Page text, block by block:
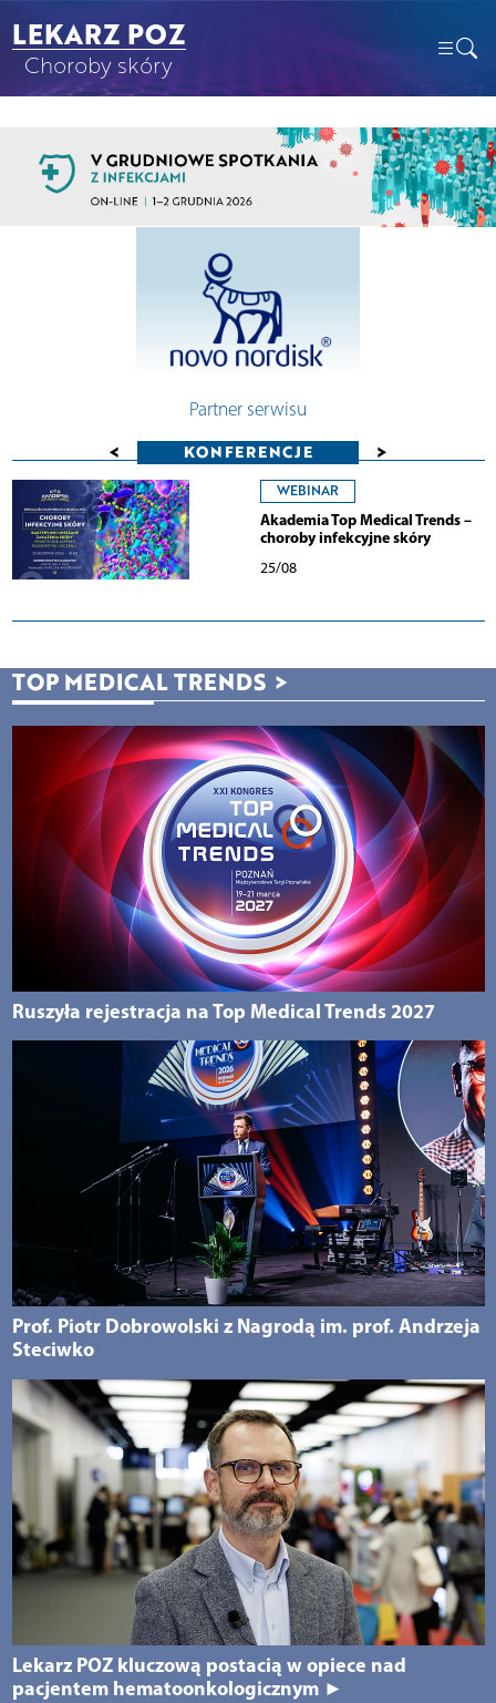
LEKARZ POZ
Choroby skóry
Partner serwisu
< KONFERENCJE >
WEBINAR
Akademia Top Medical Trends –
choroby infekcyjne skóry
25/08
TOP MEDICAL TRENDS >
Ruszyła rejestracja na Top Medical Trends 2027
Prof. Piotr Dobrowolski z Nagrodą im. prof. Andrzeja
Steciwko
Lekarz POZ kluczową postacią w opiece nad
pacjentem hematoonkologicznym ►